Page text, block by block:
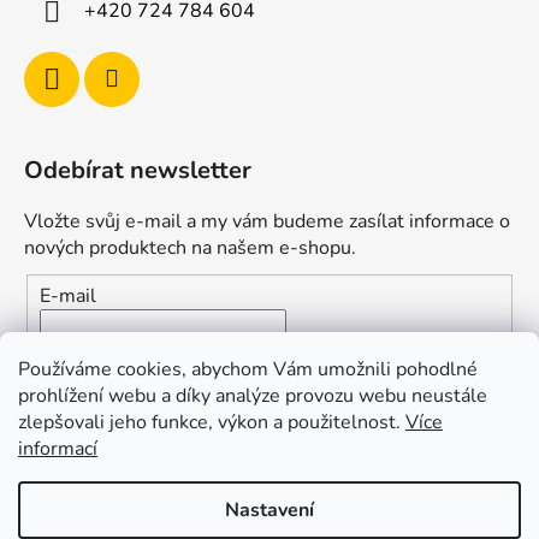
Používáme cookies, abychom Vám umožnili pohodlné
prohlížení webu a díky analýze provozu webu neustále
zlepšovali jeho funkce, výkon a použitelnost. Více
informací
Nastavení
+420 724 784 604
Odebírat newsletter
Vložte svůj e-mail a my vám budeme zasílat informace o
nových produktech na našem e-shopu.
E-mail
Vložením e-mailu souhlasíte s
podmínkami ochrany
osobních údajů
PŘIHLÁSIT SE